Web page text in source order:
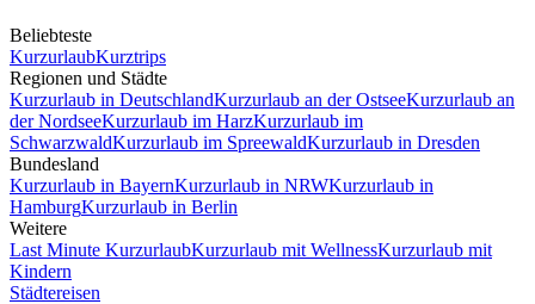
Beliebteste
KurzurlaubKurztrips
Regionen und Städte
Kurzurlaub in DeutschlandKurzurlaub an der OstseeKurzurlaub an
der NordseeKurzurlaub im HarzKurzurlaub im
SchwarzwaldKurzurlaub im SpreewaldKurzurlaub in Dresden
Bundesland
Kurzurlaub in BayernKurzurlaub in NRWKurzurlaub in
HamburgKurzurlaub in Berlin
Weitere
Last Minute KurzurlaubKurzurlaub mit WellnessKurzurlaub mit
Kindern
Städtereisen